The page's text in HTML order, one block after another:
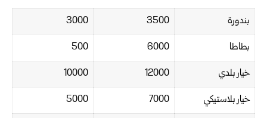
بندورة 3500
3000
بطاطا
6000
500
خيار بلدي
12000
10000
خيار بلاستيكي
7000
5000